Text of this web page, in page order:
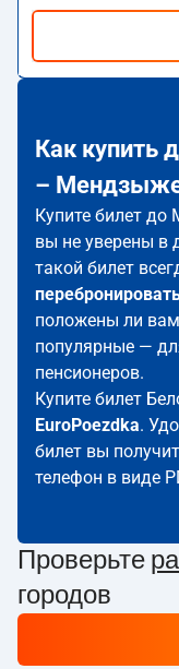
Как купить
–
Купите билет
вы не уверены в
такой билет
положены ли вам
популярные —
пенсионеров.
Купите билет
EuroPoezdka.
билет вы
телефон в виде
Проверьте
городов